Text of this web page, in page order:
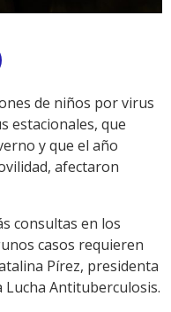
Link de niños por virus
estacionales, que
y que el año
afectaron
consultas en los
casos requieren
Pírez, presidenta
Antituberculosis.